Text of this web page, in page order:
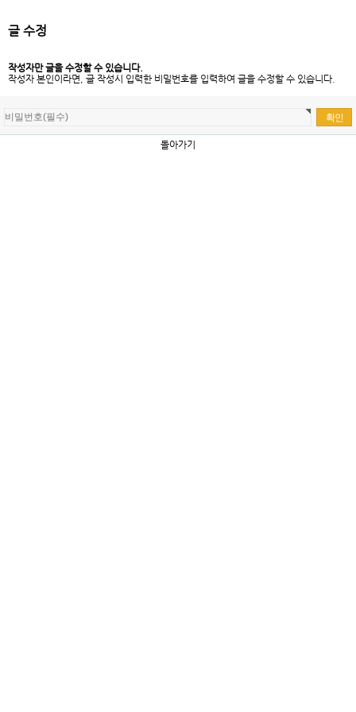
글 수정
작성자만 글을 수정할 수 있습니다.
작성자 본인이라면, 글 작성시 입력한 비밀번호를 입력하여 글을 수정할 수 있습니다.
돌아가기